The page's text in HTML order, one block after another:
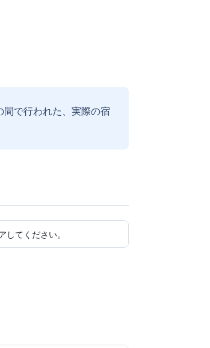
で行われた、実際の宿
てください。